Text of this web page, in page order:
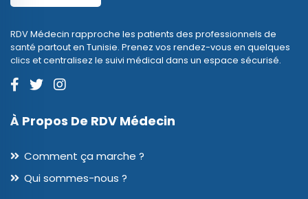
RDV Médecin rapproche les patients des professionnels de
santé partout en Tunisie. Prenez vos rendez-vous en quelques
clics et centralisez le suivi médical dans un espace sécurisé.
À Propos De RDV Médecin
Comment ça marche ?
Qui sommes-nous ?